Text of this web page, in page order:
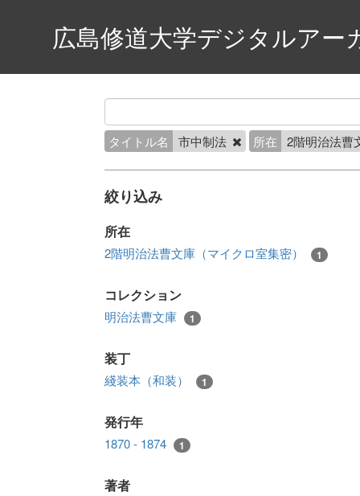
広島修道大学デジタルアー
タイトル名 市中制法 所在 2階明治法曹
絞り込み
所在
2階明治法曹文庫（マイクロ室集密） 1
コレクション
明治法曹文庫 1
装丁
綫装本（和装） 1
発行年
1870 - 1874 1
著者